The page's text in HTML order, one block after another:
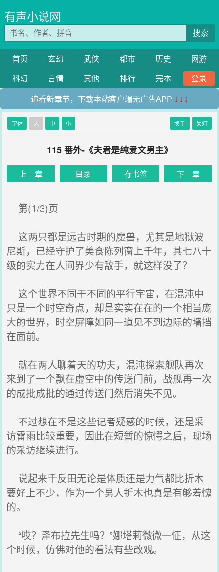
有声小说网
搜索
首页 玄幻 武侠 都市 历史
网游
科幻
言情 其他 排行 完本
登录
追看新章节，下载本站客户端无广告APP ↓↓↓
字体 大 中 小 换手 关灯
115 番外-《夫君是纯爱文男主》
上一章 目录 存书签 下一章
第(1/3)页
这两只都是远古时期的魔兽，尤其是地狱波
尼斯，已经守护了美食陈列窗上千年，其七八十
级的实力在人间界少有敌手，就这样没了？
这个世界不同于不同的平行宇宙，在混沌中
只是一个时空奇点，却是实实在在的一个相当庞
大的世界，时空屏障如同一道见不到边际的墙挡
在面前。
就在两人聊着天的功夫，混沌探索舰队再次
来到了一个飘在虚空中的传送门前，战舰再一次
的成批成批的通过传送门然后消失不见。
不过想在不是这些记者疑惑的时候，还是采
访雷雨比较重要，因此在短暂的惊愕之后，现场
的采访继续进行。
说起来千反田无论是体质还是力气都比折木
要好上不少，作为一个男人折木也真是有够羞愧
的。
“哎？泽布拉先生吗？”娜塔莉微微一怔，从这
个时候，仿佛对他的看法有些改观。